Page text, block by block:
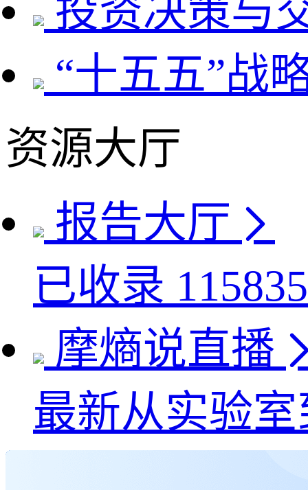
投资决策与
“十五五”战
资源大厅
报告大厅
已收录 115835
摩熵说直播
最新从实验